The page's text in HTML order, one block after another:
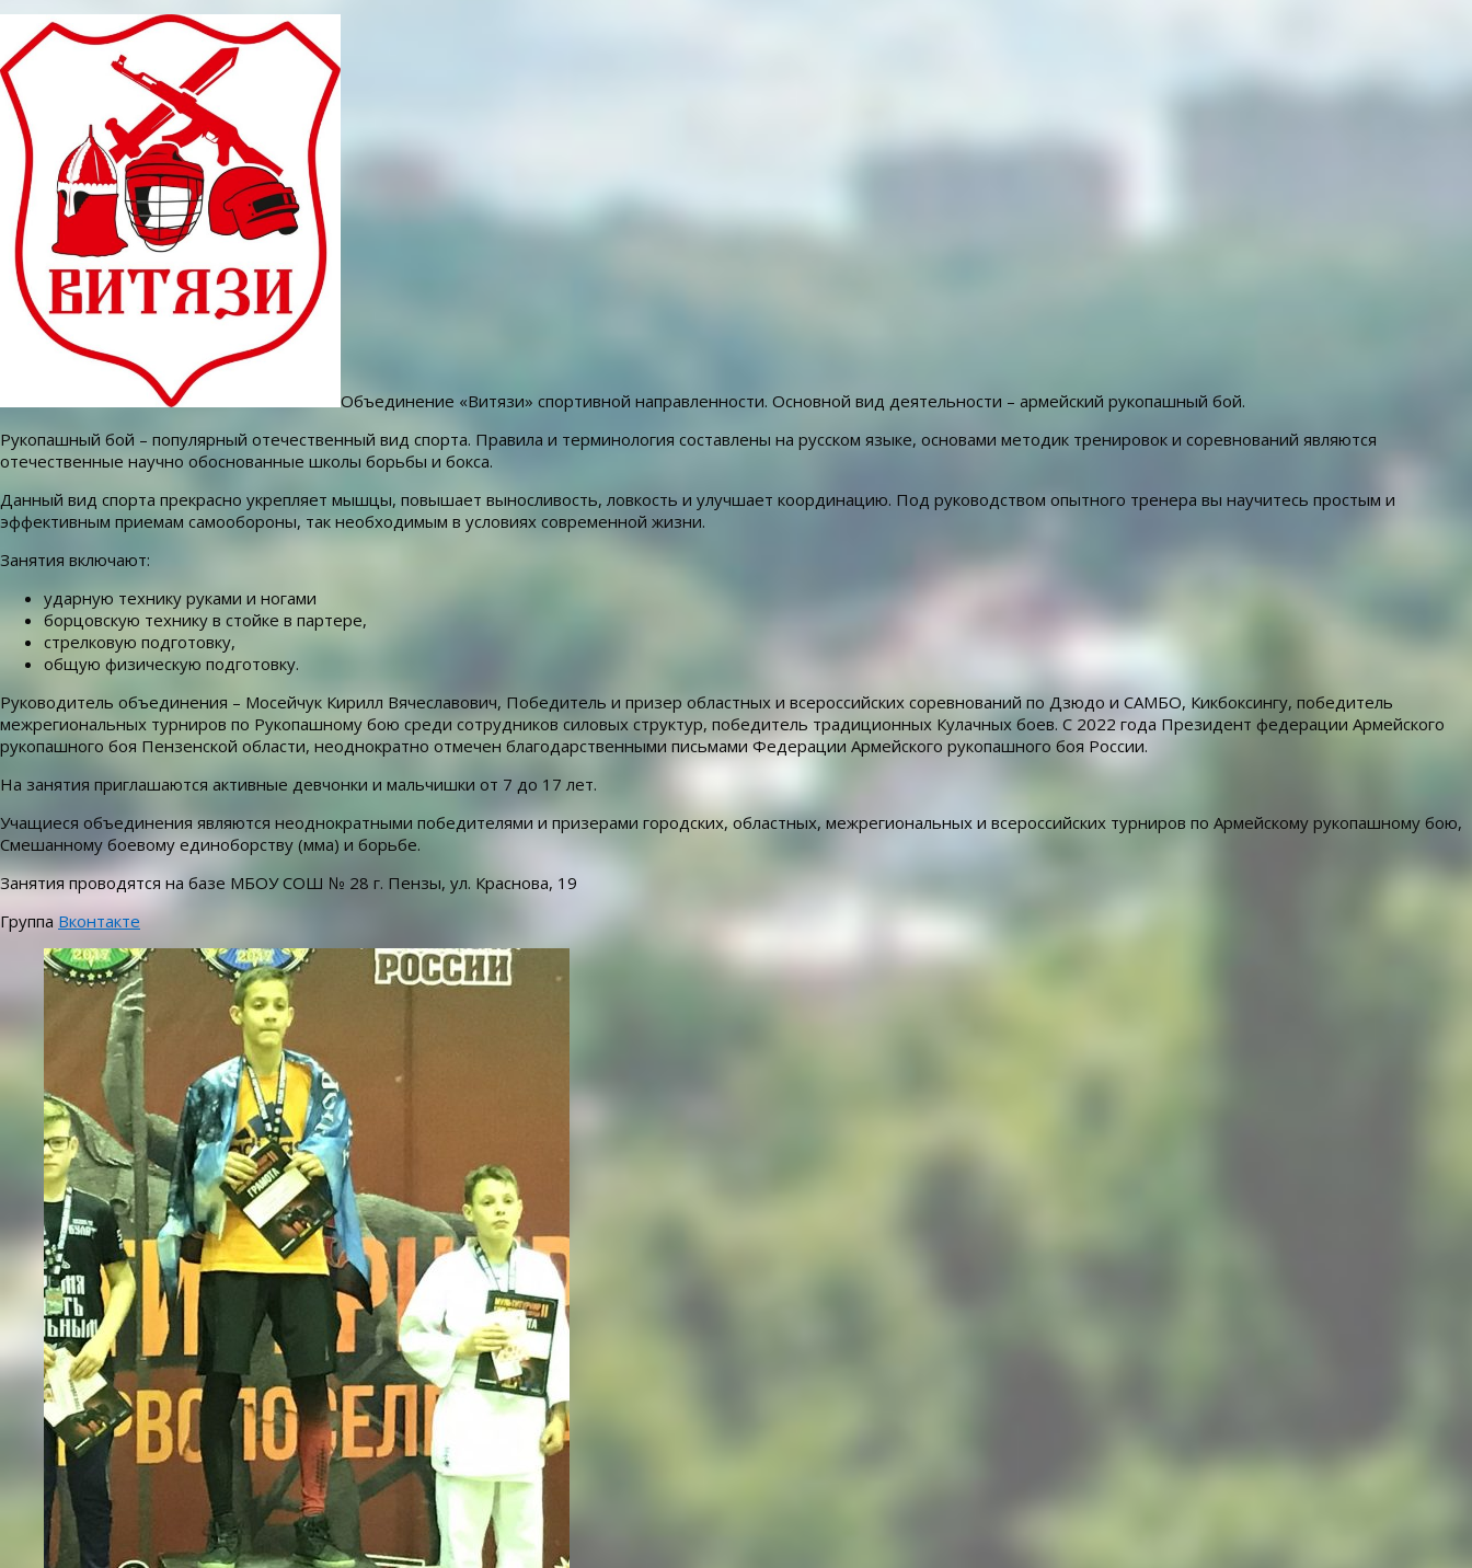
Объединение «Витязи» спортивной направленности. Основной вид деятельности – армейский рукопашный бой.
Рукопашный бой – популярный отечественный вид спорта. Правила и терминология составлены на русском языке, основами методик тренировок и соревнований являются
отечественные научно обоснованные школы борьбы и бокса.
Данный вид спорта прекрасно укрепляет мышцы, повышает выносливость, ловкость и улучшает координацию. Под руководством опытного тренера вы научитесь простым и
эффективным приемам самообороны, так необходимым в условиях современной жизни.
Занятия включают:
ударную технику руками и ногами
борцовскую технику в стойке в партере,
стрелковую подготовку,
общую физическую подготовку.
Руководитель объединения – Мосейчук Кирилл Вячеславович, Победитель и призер областных и всероссийских соревнований по Дзюдо и САМБО, Кикбоксингу, победитель
межрегиональных турниров по Рукопашному бою среди сотрудников силовых структур, победитель традиционных Кулачных боев. С 2022 года Президент федерации Армейского
рукопашного боя Пензенской области, неоднократно отмечен благодарственными письмами Федерации Армейского рукопашного боя России.
На занятия приглашаются активные девчонки и мальчишки от 7 до 17 лет.
Учащиеся объединения являются неоднократными победителями и призерами городских, областных, межрегиональных и всероссийских турниров по Армейскому рукопашному бою,
Смешанному боевому единоборству (мма) и борьбе.
Занятия проводятся на базе МБОУ СОШ № 28 г. Пензы, ул. Краснова, 19
Группа Вконтакте